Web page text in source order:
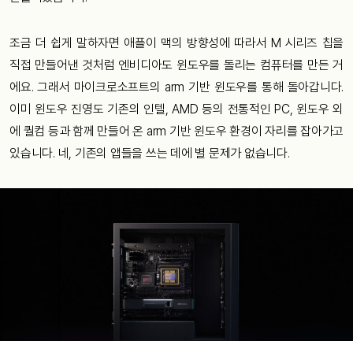
조금 더 쉽게 말하자면 애플이 맥의 방향성에 따라서 M 시리즈 칩을
직접 만들어낸 것처럼 엔비디아도 윈도우를 돌리는 컴퓨터를 만든 거
에요. 그래서 마이크로소프트의 arm 기반 윈도우를 통해 돌아갑니다.
이미 윈도우 진영도 기존의 인텔, AMD 등의 전통적인 PC, 윈도우 외
에 퀄컴 등과 함께 만들어 온 arm 기반 윈도우 환경이 자리를 잡아가고
있습니다. 네, 기존의 앱들을 쓰는 데에 별 문제가 없습니다.